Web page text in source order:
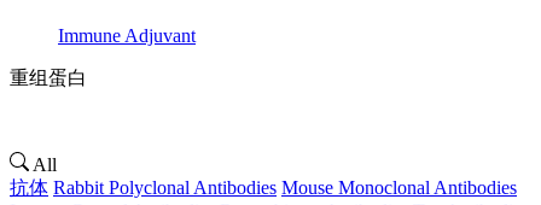
Immune Adjuvant
重组蛋白
All
抗体 Rabbit Polyclonal Antibodies Mouse Monoclonal Antibodies